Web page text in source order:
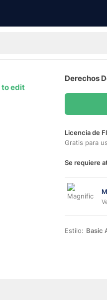
to edit
Derechos
Licencia de
Gratis para
Se requiere
Estilo: Basic